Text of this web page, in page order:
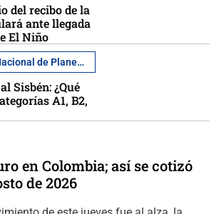
del recibo de la
ante llegada
El Niño
Departamento Nacional de Planeación
Sisbén: ¿Qué
A1, B2,
en Colombia; así se cotizó
de 2026